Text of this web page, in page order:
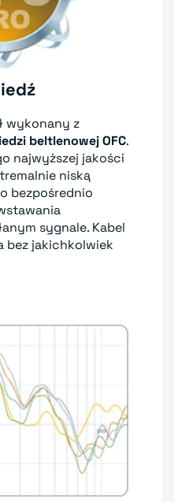
wykonany z
beltlenowej OFC.
najwyższej jakości
niską
bezpośrednio
sygnale. Kabel
bez jakichkolwiek